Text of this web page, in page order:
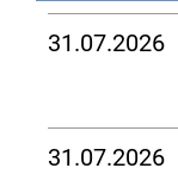
31.07.2026
31.07.2026